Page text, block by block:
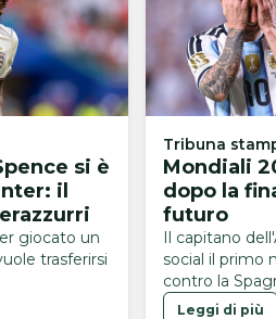
si è
il
giocato un
trasferirsi
Tribuna
Mondiali
dopo la
futuro
Il capitano
social il primo
contro la
Mondiali 2026
Leggi di più